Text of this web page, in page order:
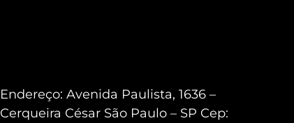
Endereço: Avenida Paulista, 1636 –
Cerqueira César São Paulo – SP Cep: